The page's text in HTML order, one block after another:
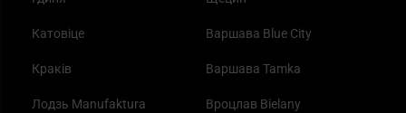
Катовіце
Краків
Лодзь Manufaktura
Варшава Blue City
Варшава Tamka
Вроцлав Bielany